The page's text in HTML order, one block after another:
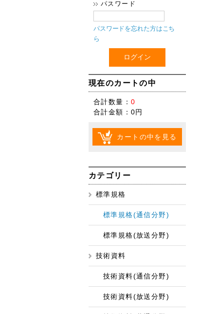
パスワード
パスワードを忘れた方はこち
ら
現在のカートの中
合計数量： 0
合計金額： 0円
カートの中を見る
カテゴリー
標準規格
標準規格(通信分野)
標準規格(放送分野)
技術資料
技術資料(通信分野)
技術資料(放送分野)